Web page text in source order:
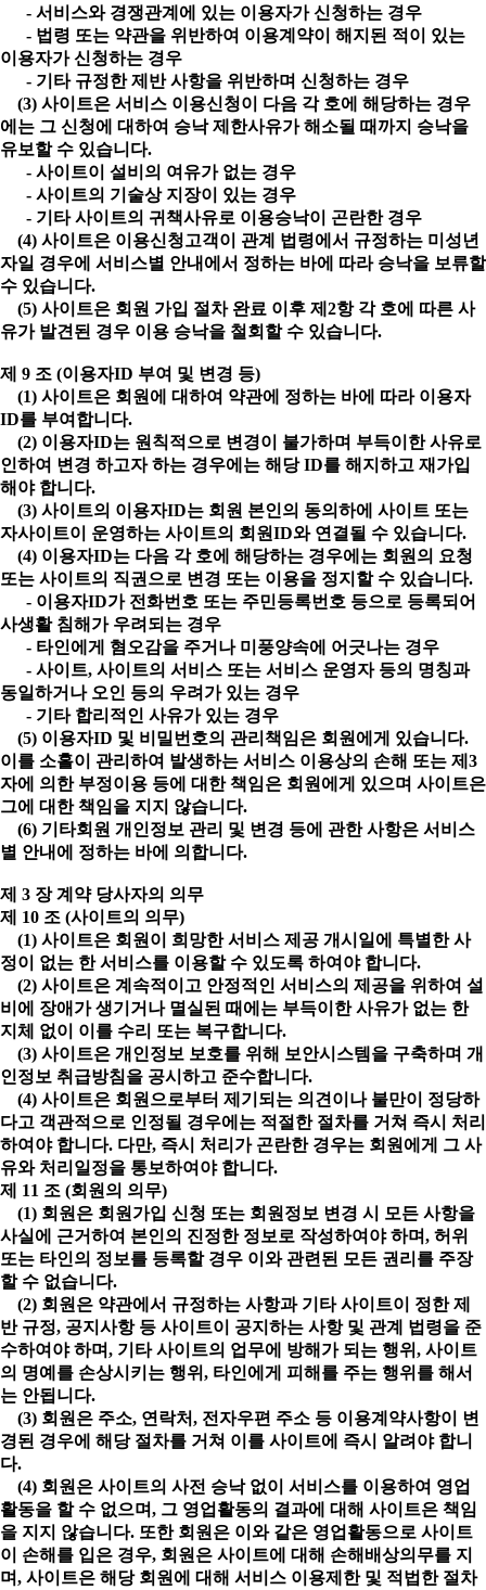
- 서비스와 경쟁관계에 있는 이용자가 신청하는 경우
- 법령 또는 약관을 위반하여 이용계약이 해지된 적이 있는
이용자가 신청하는 경우
- 기타 규정한 제반 사항을 위반하며 신청하는 경우
(3) 사이트은 서비스 이용신청이 다음 각 호에 해당하는 경우
에는 그 신청에 대하여 승낙 제한사유가 해소될 때까지 승낙을
유보할 수 있습니다.
- 사이트이 설비의 여유가 없는 경우
- 사이트의 기술상 지장이 있는 경우
- 기타 사이트의 귀책사유로 이용승낙이 곤란한 경우
(4) 사이트은 이용신청고객이 관계 법령에서 규정하는 미성년
자일 경우에 서비스별 안내에서 정하는 바에 따라 승낙을 보류할
수 있습니다.
(5) 사이트은 회원 가입 절차 완료 이후 제2항 각 호에 따른 사
유가 발견된 경우 이용 승낙을 철회할 수 있습니다.
제 9 조 (이용자ID 부여 및 변경 등)
(1) 사이트은 회원에 대하여 약관에 정하는 바에 따라 이용자
ID를 부여합니다.
(2) 이용자ID는 원칙적으로 변경이 불가하며 부득이한 사유로
인하여 변경 하고자 하는 경우에는 해당 ID를 해지하고 재가입
해야 합니다.
(3) 사이트의 이용자ID는 회원 본인의 동의하에 사이트 또는
자사이트이 운영하는 사이트의 회원ID와 연결될 수 있습니다.
(4) 이용자ID는 다음 각 호에 해당하는 경우에는 회원의 요청
또는 사이트의 직권으로 변경 또는 이용을 정지할 수 있습니다.
- 이용자ID가 전화번호 또는 주민등록번호 등으로 등록되어
사생활 침해가 우려되는 경우
- 타인에게 혐오감을 주거나 미풍양속에 어긋나는 경우
- 사이트, 사이트의 서비스 또는 서비스 운영자 등의 명칭과
동일하거나 오인 등의 우려가 있는 경우
- 기타 합리적인 사유가 있는 경우
(5) 이용자ID 및 비밀번호의 관리책임은 회원에게 있습니다.
이를 소홀이 관리하여 발생하는 서비스 이용상의 손해 또는 제3
자에 의한 부정이용 등에 대한 책임은 회원에게 있으며 사이트은
그에 대한 책임을 지지 않습니다.
(6) 기타회원 개인정보 관리 및 변경 등에 관한 사항은 서비스
별 안내에 정하는 바에 의합니다.
제 3 장 계약 당사자의 의무
제 10 조 (사이트의 의무)
(1) 사이트은 회원이 희망한 서비스 제공 개시일에 특별한 사
정이 없는 한 서비스를 이용할 수 있도록 하여야 합니다.
(2) 사이트은 계속적이고 안정적인 서비스의 제공을 위하여 설
비에 장애가 생기거나 멸실된 때에는 부득이한 사유가 없는 한
지체 없이 이를 수리 또는 복구합니다.
(3) 사이트은 개인정보 보호를 위해 보안시스템을 구축하며 개
인정보 취급방침을 공시하고 준수합니다.
(4) 사이트은 회원으로부터 제기되는 의견이나 불만이 정당하
다고 객관적으로 인정될 경우에는 적절한 절차를 거쳐 즉시 처리
하여야 합니다. 다만, 즉시 처리가 곤란한 경우는 회원에게 그 사
유와 처리일정을 통보하여야 합니다.
제 11 조 (회원의 의무)
(1) 회원은 회원가입 신청 또는 회원정보 변경 시 모든 사항을
사실에 근거하여 본인의 진정한 정보로 작성하여야 하며, 허위
또는 타인의 정보를 등록할 경우 이와 관련된 모든 권리를 주장
할 수 없습니다.
(2) 회원은 약관에서 규정하는 사항과 기타 사이트이 정한 제
반 규정, 공지사항 등 사이트이 공지하는 사항 및 관계 법령을 준
수하여야 하며, 기타 사이트의 업무에 방해가 되는 행위, 사이트
의 명예를 손상시키는 행위, 타인에게 피해를 주는 행위를 해서
는 안됩니다.
(3) 회원은 주소, 연락처, 전자우편 주소 등 이용계약사항이 변
경된 경우에 해당 절차를 거쳐 이를 사이트에 즉시 알려야 합니
다.
(4) 회원은 사이트의 사전 승낙 없이 서비스를 이용하여 영업
활동을 할 수 없으며, 그 영업활동의 결과에 대해 사이트은 책임
을 지지 않습니다. 또한 회원은 이와 같은 영업활동으로 사이트
이 손해를 입은 경우, 회원은 사이트에 대해 손해배상의무를 지
며, 사이트은 해당 회원에 대해 서비스 이용제한 및 적법한 절차